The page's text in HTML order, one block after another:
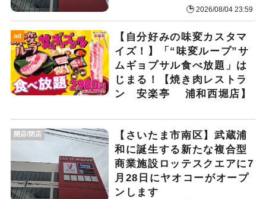
2026/08/04 23:59
ad
【自分好みの味変カスタマ
イズ！】「“味変ループ”サ
ムギョプサル食べ放題」は
じまる！【焼き肉レストラ
ン 安楽亭 浦和西堀店】
【さいたま市南区】武蔵浦
和に誕生する新たな複合型
商業施設ロッテスクエアに7
月28日にヤオコーがオープ
ンします
開店/閉店